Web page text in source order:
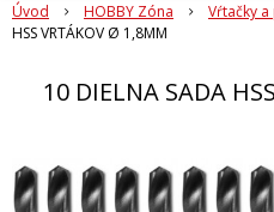
Úvod HOBBY Zóna Vŕtačky
HSS VRTÁKOV Ø 1,8MM
10 DIELNA SADA